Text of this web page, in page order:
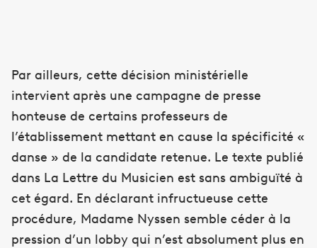
Par ailleurs, cette décision ministérielle
intervient après une campagne de presse
honteuse de certains professeurs de
l’établissement mettant en cause la spécificité «
danse » de la candidate retenue. Le texte publié
dans La Lettre du Musicien est sans ambiguïté à
cet égard. En déclarant infructueuse cette
procédure, Madame Nyssen semble céder à la
pression d’un lobby qui n’est absolument plus en